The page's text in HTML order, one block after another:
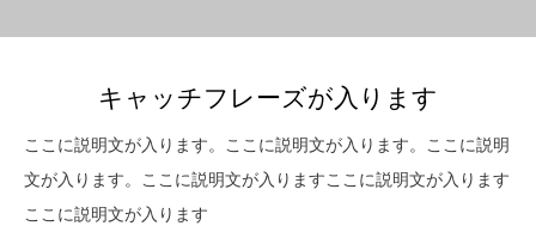
キャッチフレーズが入ります
ここに説明文が入ります。ここに説明文が入ります。ここに説明
文が入ります。ここに説明文が入りますここに説明文が入ります
ここに説明文が入ります